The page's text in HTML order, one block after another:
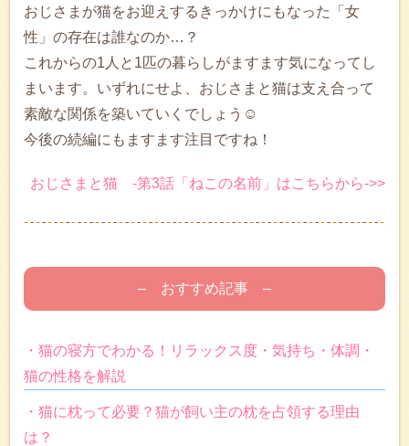
おじさまが猫をお迎えするきっかけにもなった「女
性」の存在は誰なのか…？
これからの1人と1匹の暮らしがますます気になってし
まいます。いずれにせよ、おじさまと猫は支え合って
素敵な関係を築いていくでしょう☺
今後の続編にもますます注目ですね！
おじさまと猫 -第3話「ねこの名前」はこちらから->>
– おすすめ記事 –
・猫の寝方でわかる！リラックス度・気持ち・体調・
猫の性格を解説
・猫に枕って必要？猫が飼い主の枕を占領する理由
は？